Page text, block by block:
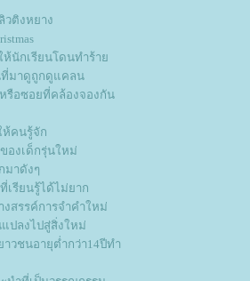
วติงหยาง
ห้นักเรียนโดนทำร้า
มาดูถูกดูแคลน
รือซอยที่คล้องจองกัน
ห้คนรู้จัก
องเด็กรุ่นใหม่
มาดังๆ
เรียนรู้ได้ไม่ยาก
งสรรค์การจำคำใหม่
แปลงไปสู่สิ่งใหม่
าวชนอายุต่ำกว่า14ปีทำ